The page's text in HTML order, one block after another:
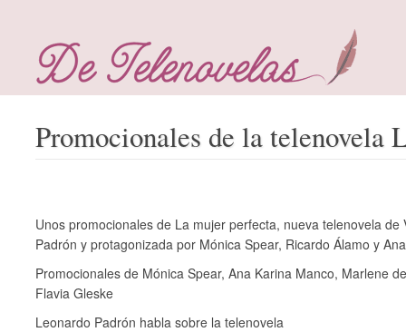
Promocionales de la telenovela
Unos promocionales de La mujer perfecta, nueva telenovela
Padrón y protagonizada por Mónica Spear, Ricardo Álamo y
Promocionales de Mónica Spear, Ana Karina Manco, Marlene
Flavia Gleske
Leonardo Padrón habla sobre la telenovela